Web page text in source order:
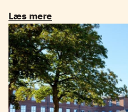
Læs mere